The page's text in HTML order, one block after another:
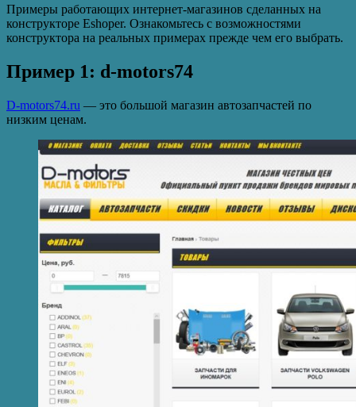
Примеры работающих интернет-магазинов сделанных на
конструкторе Eshoper. Ознакомьтесь с возможностями
конструктора на реальных примерах прежде чем его выбрать.
Пример 1: d-motors74
D-motors74.ru — это большой магазин автозапчастей по
низким ценам.